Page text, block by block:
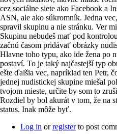
cez sociálne siete ako Facebook a
ASN, ale ako súkromník. Jedna
spravil skupinu a nie stránku. Ver
Skupinu nebudeš mať pod
začnú časom pridávať obrázky
Hlavne toho typu, ako ide žena po
postaví. To je taký najčastejší typ
ešte ďalšia vec, napríklad ten Petr,
jednej nudistickej skupine miešal
tvojom mieste, určite by som to
Rozdiel by bol akurát v tom, že na
status. Inak môže byť.
Log in orregisterto post